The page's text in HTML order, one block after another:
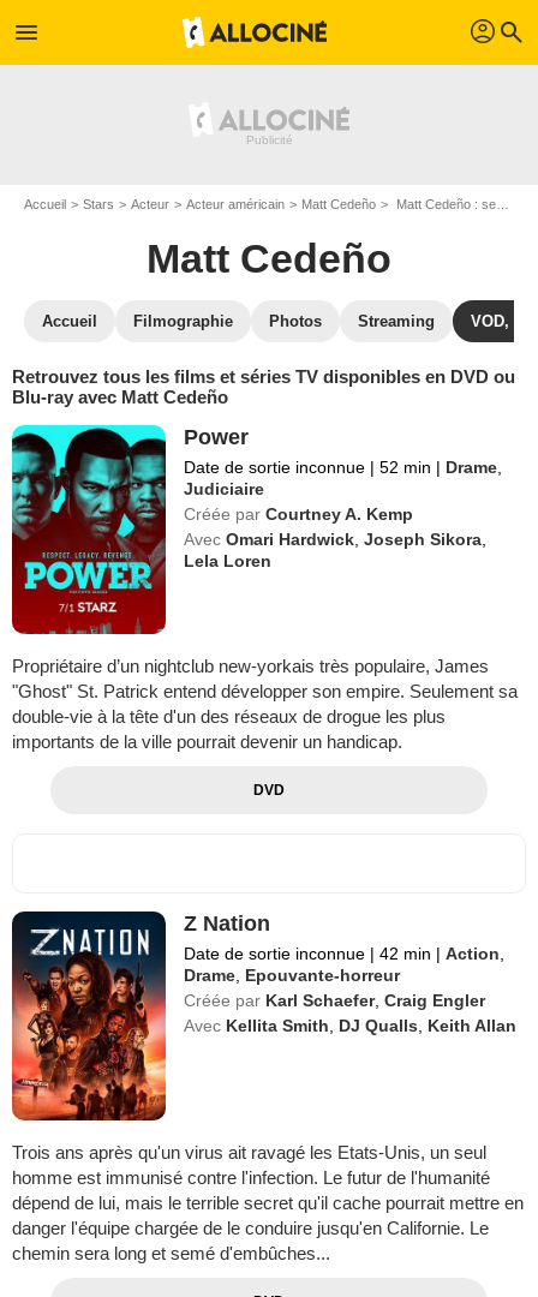
menu profil search
Accueil Stars Acteur Acteur américain Matt Cedeño Matt Cedeño : ses Blu-Ray, DVD, VOD, SVOD
Matt Cedeño
Accueil Filmographie Photos Streaming VOD,
Retrouvez tous les films et séries TV disponibles en DVD ou
Blu-ray avec Matt Cedeño
Power
Date de sortie inconnue | 52 min | Drame
Judiciaire
Créée par Courtney A. Kemp
Avec Omari Hardwick ,Joseph Sikora
Lela Loren
Propriétaire d’un nightclub new-yorkais très populaire, James
"Ghost" St. Patrick entend développer son empire. Seulement sa
double-vie à la tête d'un des réseaux de drogue les plus
importants de la ville pourrait devenir un handicap.
DVD
Z Nation
Date de sortie inconnue | 42 min | Action
Drame Epouvante-horreur
Créée par Karl Schaefer,Craig Engler
Avec Kellita Smith DJ Qualls Keith Allan
Trois ans après qu'un virus ait ravagé les Etats-Unis, un seul
homme est immunisé contre l'infection. Le futur de l'humanité
dépend de lui, mais le terrible secret qu'il cache pourrait mettre en
danger l'équipe chargée de le conduire jusqu'en Californie. Le
chemin sera long et semé d'embûches...